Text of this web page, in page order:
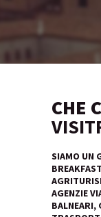
CHE
SIAMO UN
AGENZIE
BALNEARI,